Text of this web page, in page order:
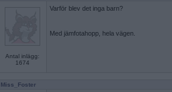
Antal inlägg:
1674
Varför blev det inga barn?
Med jämfotahopp, hela vägen.
Miss_Foster